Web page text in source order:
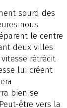
sourd des
nous
le centre
deux villes
rétrécit
lui créent
bien se
être vers la